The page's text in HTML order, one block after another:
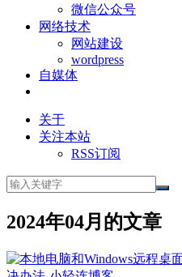
微信公众号
网络技术
网站建设
wordpress
自媒体
关于
关注本站
RSS订阅
2024年04月的文章